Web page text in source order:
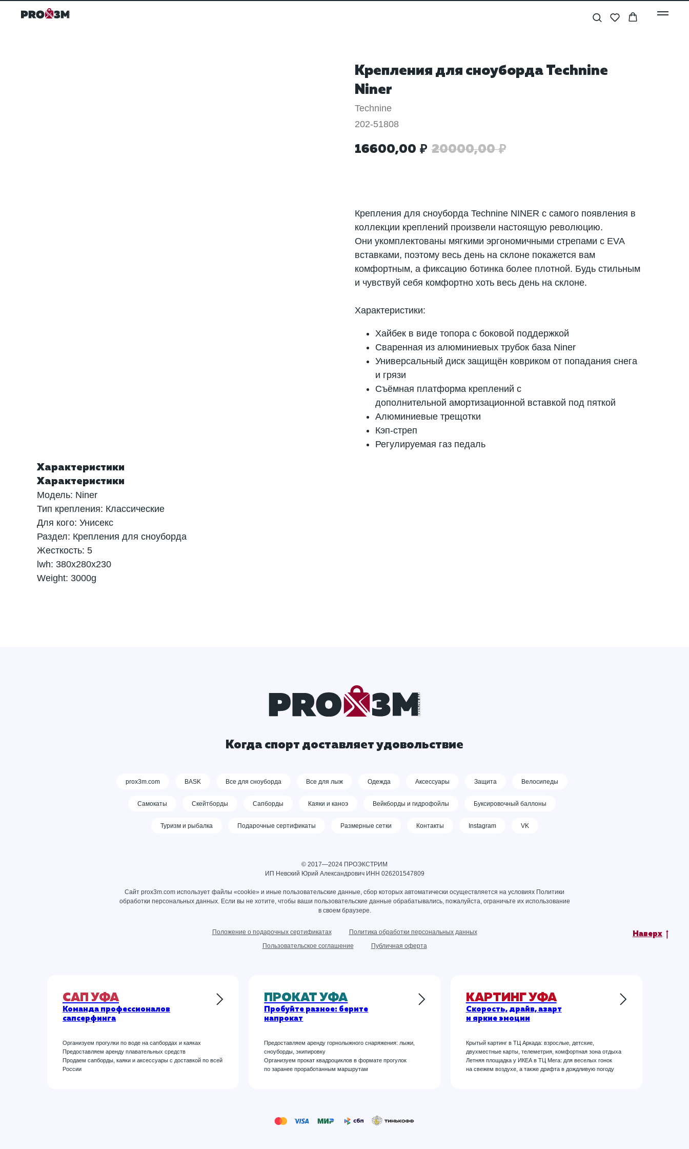
Крепления для сноуборда Technine
Niner
Technine
202-51808
16600,00 ₽ 20000,00 ₽
Крепления для сноуборда Technine NINER с самого появления в
коллекции креплений произвели настоящую революцию.
Они укомплектованы мягкими эргономичными стрепами с EVA
вставками, поэтому весь день на склоне покажется вам
комфортным, а фиксацию ботинка более плотной. Будь стильным
и чувствуй себя комфортно хоть весь день на склоне.
Характеристики:
Хайбек в виде топора с боковой поддержкой
Сваренная из алюминиевых трубок база Niner
Универсальный диск защищён ковриком от попадания снега
и грязи
Съёмная платформа креплений с
дополнительной амортизационной вставкой под пяткой
Алюминиевые трещотки
Кэп-стреп
Регулируемая газ педаль
Характеристики
Характеристики
Модель: Niner
Тип крепления: Классические
Для кого: Унисекс
Раздел: Крепления для сноуборда
Жесткость: 5
lwh: 380x280x230
Weight: 3000g
Когда спорт доставляет удовольствие
prox3m.com BASK Все для сноуборда Все для лыж Одежда Аксессуары Защита Велосипеды
Самокаты Скейтборды Сапборды Каяки и каноэ Вейкборды и гидрофойлы Буксировочный баллоны
Туризм и рыбалка Подарочные сертификаты Размерные сетки Контакты Instagram VK
© 2017—2024 ПРОЭКСТРИМ
ИП Невский Юрий Александрович ИНН 026201547809
Сайт prox3m.com использует файлы «cookie» и иные пользовательские данные, сбор которых автоматически осуществляется на условиях Политики
обработки персональных данных. Если вы не хотите, чтобы ваши пользовательские данные обрабатывались, пожалуйста, ограничьте их использование
в своем браузере.
Положение о подарочных сертификатах
Политика обработки персональных данных
Пользовательское соглашение
Публичная оферта
Наверх
САП УФА
Команда профессионалов
сапсерфинга
Организуем прогулки по воде на сапбордах и каяках
Предоставляем аренду плавательных средств
Продаем сапборды, каяки и аксессуары с доставкой по всей
России
ПРОКАТ УФА
Пробуйте разное: берите
напрокат
Предоставляем аренду горнолыжного снаряжения: лыжи,
сноуборды, экипировку
Организуем прокат квадроциклов в формате прогулок
по заранее проработанным маршрутам
КАРТИНГ УФА
Скорость, драйв, азарт
и яркие эмоции
Крытый картинг в ТЦ Аркада: взрослые, детские,
двухместные карты, телеметрия, комфортная зона отдыха
Летняя площадка у ИКЕА в ТЦ Мега: для веселых гонок
на свежем воздухе, а также дрифта в дождливую погоду